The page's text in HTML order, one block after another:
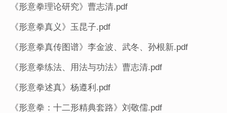
《形意拳理论研究》曹志清.pdf
《形意拳真义》玉昆子.pdf
《形意拳真传图谱》李金波、武冬、孙根新.pdf
《形意拳练法、用法与功法》曹志清.pdf
《形意拳述真》杨遵利.pdf
《形意拳：十二形精典套路》刘敬儒.pdf